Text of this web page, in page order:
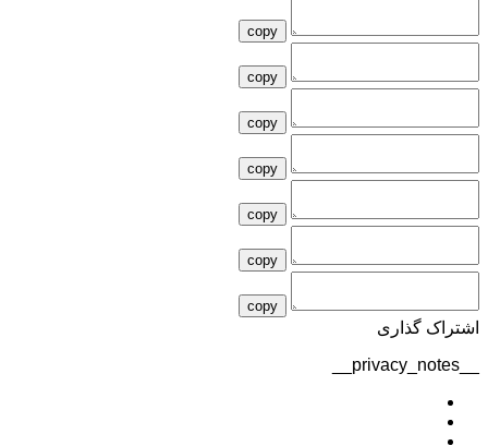
copy
copy
copy
copy
copy
copy
copy
اشتراک گذاری